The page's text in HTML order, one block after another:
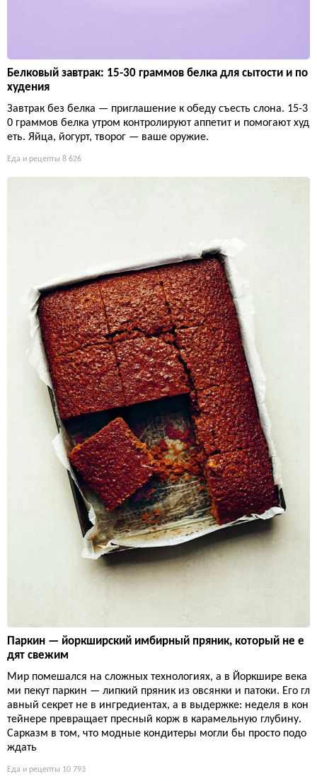
Белковый завтрак: 15-30 граммов белка для сытости и по
худения
Завтрак без белка — приглашение к обеду съесть слона. 15-3
0 граммов белка утром контролируют аппетит и помогают худ
еть. Яйца, йогурт, творог — ваше оружие.
Еда и рецепты 8 626
Паркин — йоркширский имбирный пряник, который не е
дят свежим
Мир помешался на сложных технологиях, а в Йоркшире века
ми пекут паркин — липкий пряник из овсянки и патоки. Его гл
авный секрет не в ингредиентах, а в выдержке: неделя в кон
тейнере превращает пресный корж в карамельную глубину.
Сарказм в том, что модные кондитеры могли бы просто подо
ждать
Еда и рецепты 10 793